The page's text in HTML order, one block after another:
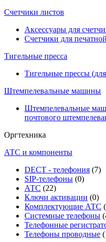
Счетчики листов
Аксессуары для
Счетчики для
Тигельные пресса
Тигельные прессы
Штемпелевальные машины
Штемпелевальные
почтового
Оргтехника
АТС и компоненты
DECT - телефония (7)
SIP-телефоны (0)
АТС (22)
Ключи активации (0)
Комплектующие АТС
Системные телефоны
Телефонные
Телефоны проводные